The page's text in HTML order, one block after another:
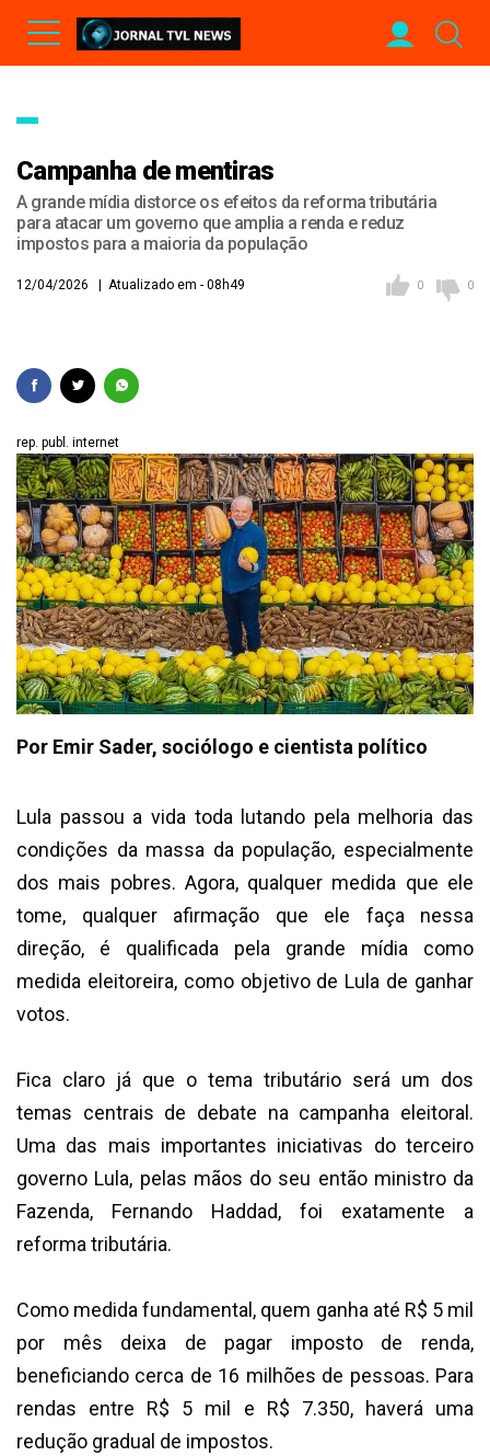
Campanha de mentiras
A grande mídia distorce os efeitos da reforma tributária
para atacar um governo que amplia a renda e reduz
impostos para a maioria da população
12/04/2026 | Atualizado em - 08h49 0 0
rep. publ. internet
Por Emir Sader, sociólogo e cientista político
Lula passou a vida toda lutando pela melhoria das
condições da massa da população, especialmente
dos mais pobres. Agora, qualquer medida que ele
tome, qualquer afirmação que ele faça nessa
direção, é qualificada pela grande mídia como
medida eleitoreira, como objetivo de Lula de ganhar
votos.
Fica claro já que o tema tributário será um dos
temas centrais de debate na campanha eleitoral.
Uma das mais importantes iniciativas do terceiro
governo Lula, pelas mãos do seu então ministro da
Fazenda, Fernando Haddad, foi exatamente a
reforma tributária.
Como medida fundamental, quem ganha até R$ 5 mil
por mês deixa de pagar imposto de renda,
beneficiando cerca de 16 milhões de pessoas. Para
rendas entre R$ 5 mil e R$ 7.350, haverá uma
redução gradual de impostos.